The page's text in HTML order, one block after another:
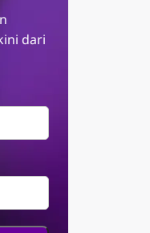
dari